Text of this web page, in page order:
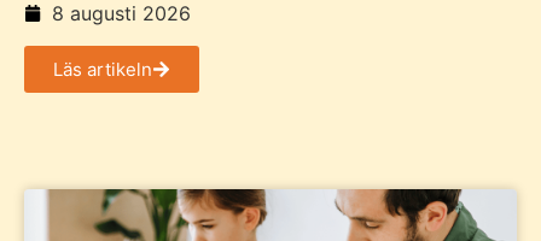
8 augusti 2026
Läs artikeln